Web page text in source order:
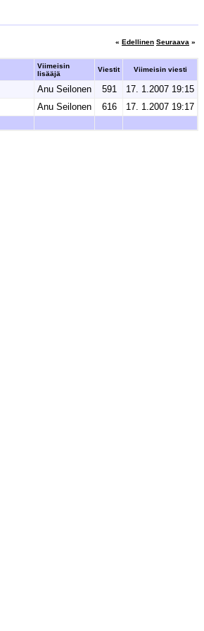
« Edellinen Seuraava »
Viimeisin
lisääjä
Viestit Viimeisin viesti
Anu Seilonen 591
17. 1.2007 19:15
Anu Seilonen 616 17. 1.2007 19:17